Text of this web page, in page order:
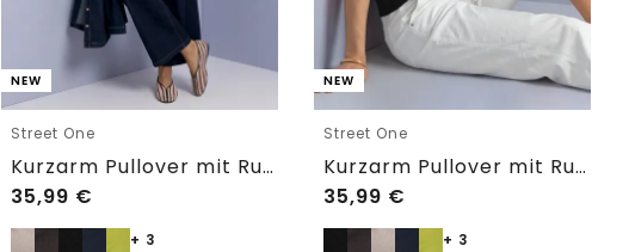
NEW
Street One
Kurzarm Pullover mit Rundhals in Unifarbe
35,99 €
+ 3
NEW
Street One
Kurzarm Pullover mit Rundhals in Unifarbe
35,99 €
+ 3